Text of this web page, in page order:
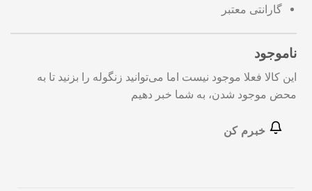
گارانتی معتبر
ناموجود
این کالا فعلا موجود نیست اما می‌توانید زنگوله را بزنید تا به
محض موجود شدن، به شما خبر دهیم